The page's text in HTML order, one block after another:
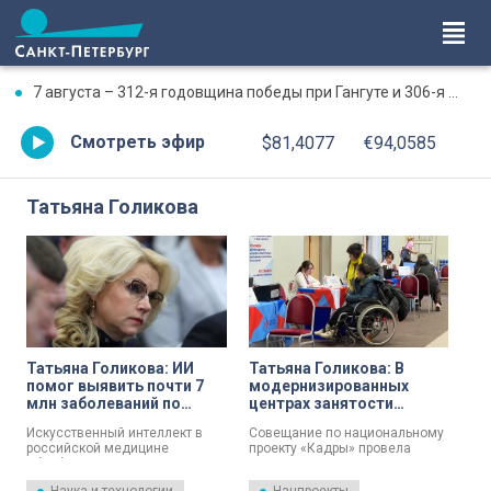
7 августа – 312-я годовщина победы при Гангуте и 306-я годовщина победы при Гренгаме
Смотреть эфир $81,4077 €94,0585
Татьяна Голикова
Татьяна Голикова: ИИ
помог выявить почти 7
млн заболеваний по
Искусственный интеллект в
российской медицине
рентгенологических
Татьяна Голикова: В
модернизированных
центрах занятости
работы сократился на
16,3%
Совещание по национальному
проекту «Кадры» провела
Голикова. Проект направлен на